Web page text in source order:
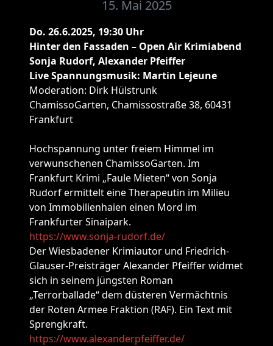
15. Mai 2025
Do. 26.6.2025, 19:30 Uhr
Hinter den Fassaden – Open Air Krimiabend
Sonja Rudorf, Alexander Pfeiffer
Live Spannungsmusik: Martin Lejeune
Moderation: Dirk Hülstrunk
ChamissoGarten, Chamissostraße 38, 60431
Frankfurt
Hochspannung unter freiem Himmel im
verwunschenen ChamissoGarten. Im
Frankfurt Krimi „Faule Mieten“ von Sonja
Rudorf ermittelt eine Therapeutin im Milieu
von Immobilienhaien einen Mord im
Frankfurter Sinaipark.
https://www.sonja-rudorf.de/
Der Wiesbadener Krimiautor und Friedrich-
Glauser-Preisträger Alexander Pfeiffer widmet
sich in seinem jüngsten Roman
„Terrorballade“ dem düsteren Vermächtnis
der Roten Armee Fraktion (RAF). Ein Text mit
Sprengkraft.
https://www.alexanderpfeiffer.de/